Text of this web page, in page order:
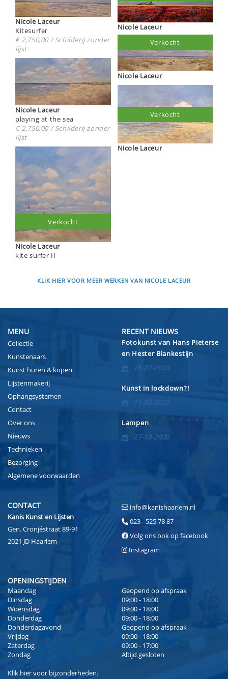
Nicole Laceur
Kitesurfer
€ 2,750,00 / Schilderij zonder
lijst
Nicole Laceur
playing at the sea
€ 2,750,00 / Schilderij zonder
lijst
Nicole Laceur
kite surfer II
Verkocht
Nicole Laceur
Nicole Laceur
Verkocht
Nicole Laceur
Verkocht
KLIK HIER VOOR MEER WERKEN VAN NICOLE LACEUR
MENU
Collectie
Kunstenaars
Kunst huren & kopen
Lijstenmakerij
Ophangsystemen
Contact
Over ons
Nieuws
Technieken
Bezorging
Algemene voorwaarden
RECENT NIEUWS
Fotokunst van Hans Pieterse
en Hester Blankestijn
15-07-2023
Kunst in lockdown?!
15-03-2021
Lampen
27-10-2020
CONTACT
Kanis Kunst en Lijsten
Gen. Cronjéstraat 89-91
2021 JD Haarlem
info@kanishaarlem.nl
023 - 525 78 87
Volg ons ook op facebook
Instagram
OPENINGSTIJDEN
Maandag
Geopend op afspraak
Dinsdag
09:00 - 18:00
Woensdag
09:00 - 18:00
Donderdag
09:00 - 18:00
Donderdagavond
Geopend op afspraak
Vrijdag
09:00 - 18:00
Zaterdag
09:00 - 17:00
Zondag
Altijd gesloten
Klik hiervoor bijzonderheden.